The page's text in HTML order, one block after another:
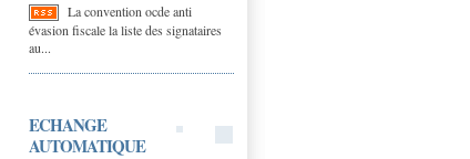
La convention ocde anti
évasion fiscale la liste des signataires
au...
ECHANGE
AUTOMATIQUE